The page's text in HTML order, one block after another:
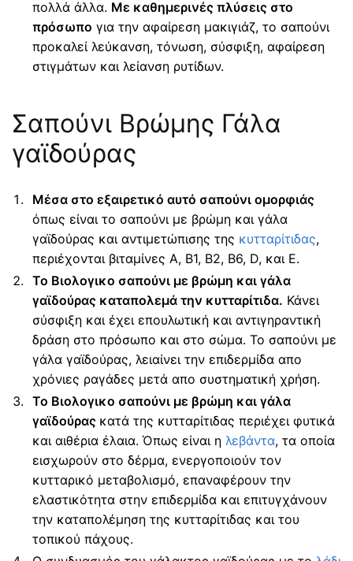
πολλά άλλα. Με καθημερινές πλύσεις στο
πρόσωπο για την αφαίρεση μακιγιάζ, το σαπούνι
προκαλεί λεύκανση, τόνωση, σύσφιξη, αφαίρεση
στιγμάτων και λείανση ρυτίδων.
Σαπούνι Βρώμης Γάλα
γαϊδούρας
Μέσα στο εξαιρετικό αυτό σαπούνι ομορφιάς
όπως είναι το σαπούνι με βρώμη και γάλα
γαϊδούρας και αντιμετώπισης της κυτταρίτιδας,
περιέχονται βιταμίνες Α, Β1, Β2, Β6, D, και E.
Το Βιολογικο σαπούνι με βρώμη και γάλα
γαϊδούρας καταπολεμά την κυτταρίτιδα. Κάνει
σύσφιξη και έχει επουλωτική και αντιγηραντική
δράση στο πρόσωπο και στο σώμα. Το σαπούνι με
γάλα γαϊδούρας, λειαίνει την επιδερμίδα απο
χρόνιες ραγάδες μετά απο συστηματική χρήση.
Το Βιολογικο σαπούνι με βρώμη και γάλα
γαϊδούρας κατά της κυτταρίτιδας περιέχει φυτικά
και αιθέρια έλαια. Όπως είναι η λεβάντα, τα οποία
εισχωρούν στο δέρμα, ενεργοποιούν τον
κυτταρικό μεταβολισμό, επαναφέρουν την
ελαστικότητα στην επιδερμίδα και επιτυγχάνουν
την καταπολέμηση της κυτταρίτιδας και του
τοπικού πάχους.